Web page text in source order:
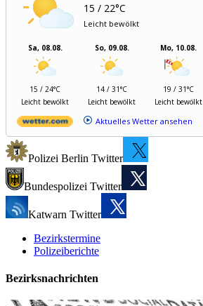
15 / 22°C
Leicht bewölkt
Sa, 08.08.
15 / 24°C
Leicht bewölkt
So, 09.08.
14 / 31°C
Leicht bewölkt
Mo, 10.08.
19 / 31°C
Leicht bewölkt
Aktuelles Wetter ansehen
Polizei Berlin Twitter
Bundespolizei Twitter
Katwarn Twitter
Bezirkstermine
Polizeiberichte
Bezirksnachrichten